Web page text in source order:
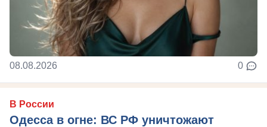
08.08.2026 0
В России
Одесса в огне: ВС РФ уничтожают